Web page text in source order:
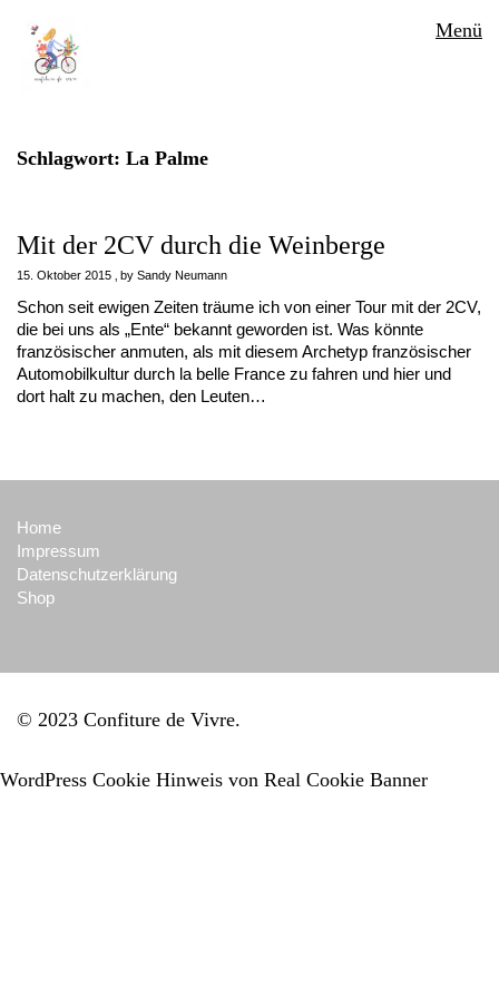
Menü
Schlagwort: La Palme
Mit der 2CV durch die Weinberge
15. Oktober 2015 by Sandy Neumann
Schon seit ewigen Zeiten träume ich von einer Tour mit der 2CV,
die bei uns als „Ente“ bekannt geworden ist. Was könnte
französischer anmuten, als mit diesem Archetyp französischer
Automobilkultur durch la belle France zu fahren und hier und
dort halt zu machen, den Leuten…
Home
Impressum
Datenschutzerklärung
Shop
© 2023 Confiture de Vivre
WordPress Cookie Hinweis von Real Cookie Banner